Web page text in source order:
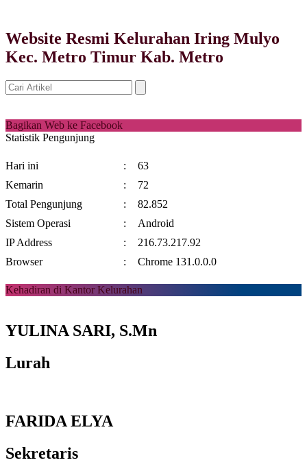
Website Resmi Kelurahan Iring Mulyo
Kec. Metro Timur Kab. Metro
Bagikan Web ke Facebook
Statistik Pengunjung
Hari ini :
63
Kemarin
:
72
Total Pengunjung
:
82.852
Sistem Operasi
:
Android
IP Address
:
216.73.217.92
Browser
: Chrome 131.0.0.0
Kehadiran di Kantor Kelurahan
YULINA SARI, S.Mn
Lurah
FARIDA ELYA
Sekretaris